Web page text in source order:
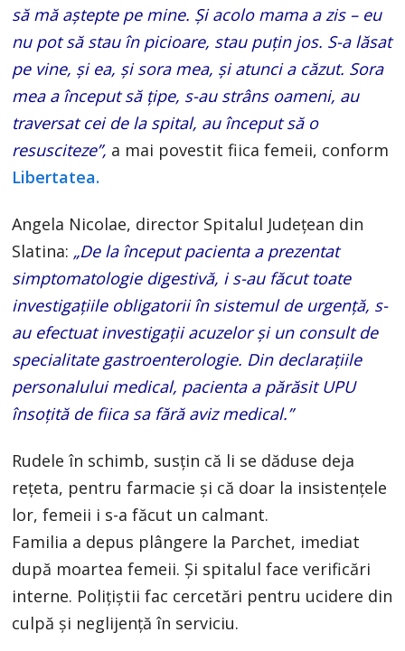
să mă aștepte pe mine. Și acolo mama a zis – eu
nu pot să stau în picioare, stau puțin jos. S-a lăsat
pe vine, și ea, și sora mea, și atunci a căzut. Sora
mea a început să țipe, s-au strâns oameni, au
traversat cei de la spital, au început să o
resusciteze”, a mai povestit fiica femeii, conform
Libertatea.
Angela Nicolae, director Spitalul Județean din
Slatina: „De la început pacienta a prezentat
simptomatologie digestivă, i s-au făcut toate
investigațiile obligatorii în sistemul de urgență, s-
au efectuat investigații acuzelor și un consult de
specialitate gastroenterologie. Din declarațiile
personalului medical, pacienta a părăsit UPU
însoțită de fiica sa fără aviz medical.”
Rudele în schimb, susţin că li se dăduse deja
reţeta, pentru farmacie şi că doar la insistenţele
lor, femeii i s-a făcut un calmant.
Familia a depus plângere la Parchet, imediat
după moartea femeii. Şi spitalul face verificări
interne. Poliţiştii fac cercetări pentru ucidere din
culpă şi neglijenţă în serviciu.